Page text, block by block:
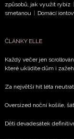
způsobů, jak využít rybíz |
smetanou | Domácí
ČLÁNKY ELLE
Každý večer jen
které uklidíte dům i
Za největší hit léta
Oversized noční košile,
Děti devadesátek